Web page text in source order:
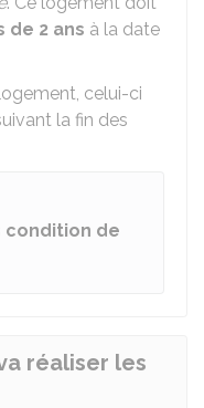
de 2 ans à la date
celui-ci
la fin des
condition de
réaliser les